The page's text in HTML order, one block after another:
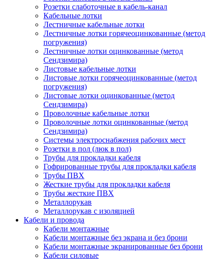
Розетки слаботочные в кабель-канал
Кабельные лотки
Лестничные кабельные лотки
Лестничные лотки горячеоцинкованные (метод
погружения)
Лестничные лотки оцинкованные (метод
Сендзимира)
Листовые кабельные лотки
Листовые лотки горячеоцинкованные (метод
погружения)
Листовые лотки оцинкованные (метод
Сендзимира)
Проволочные кабельные лотки
Проволочные лотки оцинкованные (метод
Сендзимира)
Системы электроснабжения рабочих мест
Розетки в пол (люк в пол)
Трубы для прокладки кабеля
Гофрированные трубы для прокладки кабеля
Трубы ПВХ
Жесткие трубы для прокладки кабеля
Трубы жесткие ПВХ
Металлорукав
Металлорукав с изоляцией
Кабели и провода
Кабели монтажные
Кабели монтажные без экрана и без брони
Кабели монтажные экранированные без брони
Кабели силовые